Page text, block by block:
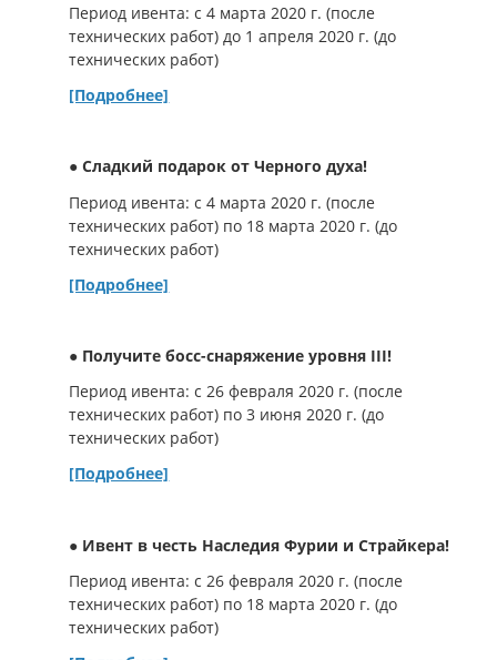
Период ивента: с 4 марта 2020 г. (после
технических работ) до 1 апреля 2020 г. (до
технических работ)
[Подробнее]
● Сладкий подарок от Черного духа!
Период ивента: с 4 марта 2020 г. (после
технических работ) по 18 марта 2020 г. (до
технических работ)
[Подробнее]
● Получите босс-снаряжение уровня III!
Период ивента: с 26 февраля 2020 г. (после
технических работ) по 3 июня 2020 г. (до
технических работ)
[Подробнее]
● Ивент в честь Наследия Фурии и Страйкера!
Период ивента: с 26 февраля 2020 г. (после
технических работ) по 18 марта 2020 г. (до
технических работ)